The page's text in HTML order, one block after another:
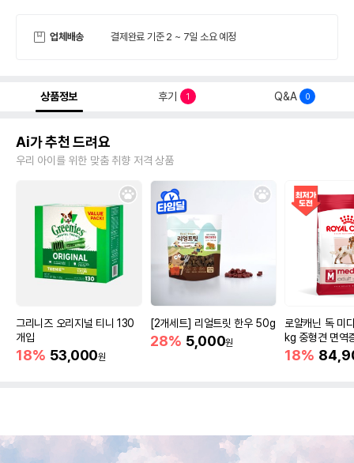
업체배송 결제완료 기준 2 ~ 7일 소요 예정
상품정보 후기 1 Q&A 0
Ai가 추천 드려요
우리 아이를 위한 맞춤 취향 저격 상품
그리니즈 오리지널 티니 130
개입
18% 53,000원
[2개세트] 리얼트릿 한우 50g
28% 5,000원
로얄캐닌 독 미
kg 중형견 면역
18%